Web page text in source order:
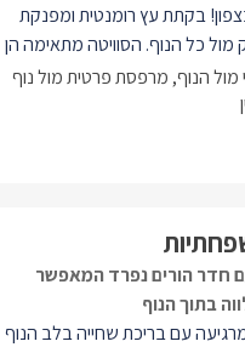
חדר הורים נפרד המאפשר
בתוך הנוף
עם בריכת שחייה בלב הנוף
בקתת עץ רומנטית ומפנקת
כל הנוף. הסוויטה מתאימה הן
כאן תיהנו ממיטה זוגית יפה,
סלון נפתחת למיטה (לילדים).
מול הנוף, מרפסת פרטית מול נוף